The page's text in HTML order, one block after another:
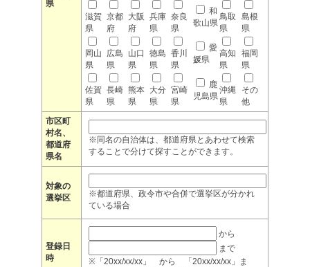
県
滋賀
県
京都
府
大阪
府
兵庫
県
奈良
県
和
歌山県
鳥取
県
島根
県
岡山
県
広島
県
山口
県
徳島
県
香川
県
愛
媛県
高知
県
福岡
県
佐賀
県
長崎
県
熊本
県
大分
県
宮崎
県
鹿
児島県
沖縄
県
その
他
市区町
村名、
都道府
県名
※同名の自治体は、都道府県とあわせて検索
することで分けて探すことができます。
対象の
選挙区
※都道府県、政令市や合併で選挙区が分かれ
ている場合
登録日
時
から
まで
※「20xx/xx/xx」 から 「20xx/xx/xx」ま